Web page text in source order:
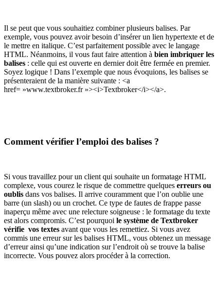
Il se peut que vous souhaitiez combiner plusieurs balises. Par
exemple, vous pouvez avoir besoin d’insérer un lien hypertexte et de
le mettre en italique. C’est parfaitement possible avec le langage
HTML. Néanmoins, il vous faut faire attention à bien imbriquer les
balises : celle qui est ouverte en dernier doit être fermée en premier.
Soyez logique ! Dans l’exemple que nous évoquions, les balises se
présenteraient de la manière suivante : <a
href= »www.textbroker.fr »><i>Textbroker</i></a>.
Comment vérifier l’emploi des balises ?
Si vous travaillez pour un client qui souhaite un formatage HTML
complexe, vous courez le risque de commettre quelques erreurs ou
oublis dans vos balises. Il arrive couramment que l’on oublie une
barre (un slash) ou un crochet. Ce type de fautes de frappe passe
inaperçu même avec une relecture soigneuse : le formatage du texte
est alors compromis. C’est pourquoi le système de Textbroker
vérifie vos textes avant que vous les remettiez. Si vous avez
commis une erreur sur les balises HTML, vous obtenez un message
d’erreur ainsi qu’une indication sur l’endroit où se trouve la balise
incorrecte. Vous pouvez alors procéder à la correction.